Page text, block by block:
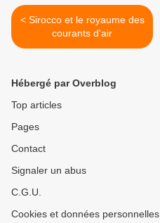
< Sirocco et le royaume des
courants d'air
Hébergé par Overblog
Top articles
Pages
Contact
Signaler un abus
C.G.U.
Cookies et données personnelles